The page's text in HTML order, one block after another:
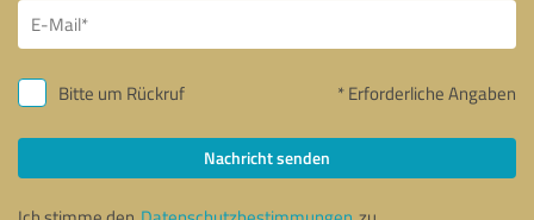
Bitte um Rückruf * Erforderliche Angaben
Nachricht senden